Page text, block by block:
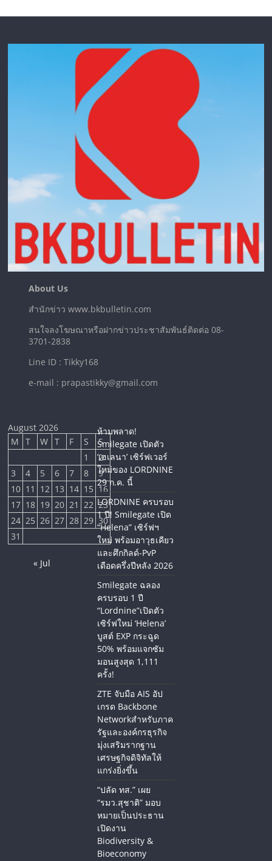
About Us
สำนักข่าว www.bkbulletin.com
สนใจลงโฆษณาหรือฝากข่าวประชาสัมพันธ์ติดต่อ 08-
3701-2838
Line ID : Tikky168
e-mail : prapastikky@gmail.com
August 2026
M
T W T F S
S
1
2
3
4 5 6 7 8
9
10 11 12 13 14 15 16
17 18 19 20 21 22 23
24 25 26 27 28 29 30
31
« Jul
ห้ามพลาด!
Smilegate เปิดตัว
‘เฮเลนา’ เซิร์ฟเวอร์
ใหม่ของ LORDNINE
29 ก.ค. นี้
LORDNINE ครบรอบ
1 ปี! Smilegate เปิด
“Helena” เซิร์ฟฯ
ใหม่ พร้อมอาวุธเคียว
และศึกกิลด์-PvP
เดือดครึ่งปีหลัง 2026
Smilegate ฉลอง
ครบรอบ 1 ปี
“Lordnine”เปิดตัว
เซิร์ฟใหม่ ‘Helena’
บูสต์ EXP กระฉูด
50% พร้อมแจกซัม
มอนสูงสุด 1,111
ครั้ง!
ZTE จับมือ AIS อัป
เกรด Backbone
Networkสำหรับภาค
รัฐและองค์กรธุรกิจ
มุ่งเสริมรากฐาน
เศรษฐกิจดิจิทัลให้
แกร่งยิ่งขึ้น
“ปลัด ทส.” เผย
“รมว.สุชาติ” มอบ
หมายเป็นประธาน
เปิดงาน
Biodiversity &
Bioeconomy